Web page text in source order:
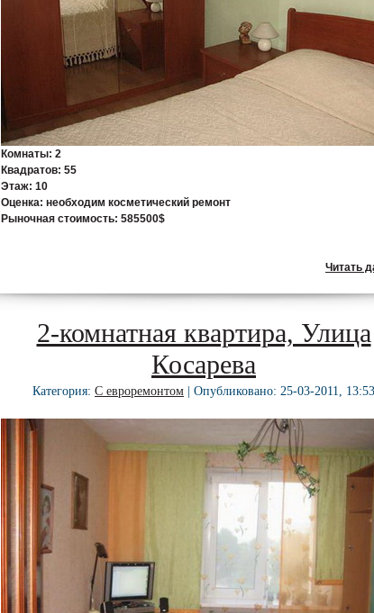
Комнаты: 2
Квадратов: 55
Этаж: 10
Оценка: необходим косметический ремонт
Рыночная стоимость: 585500$
Читать
2-комнатная квартира, Улица
Косарева
Категория: С евроремонтом | Опубликовано: 25-03-2011, 13:53